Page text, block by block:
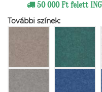
50 000 Ft felett
További színek: